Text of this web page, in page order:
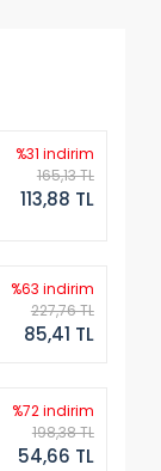
%31 indirim
165,13 TL
113,88 TL
%63 indirim
227,76 TL
85,41 TL
%72 indirim
198,38 TL
54,66 TL